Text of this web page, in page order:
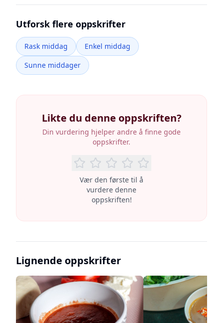
Utforsk flere oppskrifter
Rask middag
Enkel middag
Sunne middager
Likte du denne oppskriften?
Din vurdering hjelper andre å finne gode
oppskrifter.
Vær den første til å
vurdere denne
oppskriften!
Lignende oppskrifter